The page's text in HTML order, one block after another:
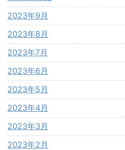
2023年9月
2023年8月
2023年7月
2023年6月
2023年5月
2023年4月
2023年3月
2023年2月